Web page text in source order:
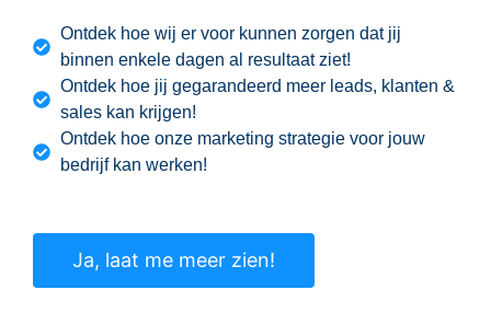
Ontdek hoe wij er voor kunnen zorgen dat jij
binnen enkele dagen al resultaat ziet!
Ontdek hoe jij gegarandeerd meer leads, klanten &
sales kan krijgen!
Ontdek hoe onze marketing strategie voor jouw
bedrijf kan werken!
Ja, laat me meer zien!